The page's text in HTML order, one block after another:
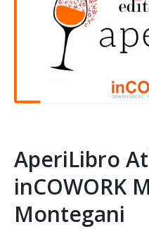
AperiLibro
inCOWORK
Montegani